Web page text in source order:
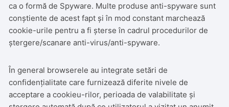
ca o formă de Spyware. Multe produse anti-spyware sunt
conștiente de acest fapt și în mod constant marchează
cookie-urile pentru a fi șterse în cadrul procedurilor de
ștergere/scanare anti-virus/anti-spyware.
În general browserele au integrate setări de
confidențialitate care furnizează diferite nivele de
acceptare a cookieu-rilor, perioada de valabilitate și